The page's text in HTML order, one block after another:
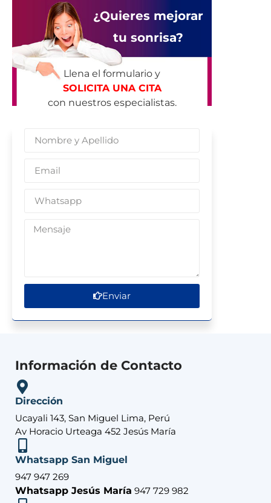
¿Quieres mejorar
tu sonrisa?
Llena el formulario y
SOLICITA UNA CITA
con nuestros especialistas.
Enviar
Información de Contacto
Dirección
Ucayali 143, San Miguel Lima, Perú
Av Horacio Urteaga 452 Jesús María
Whatsapp San Miguel
947 947 269
Whatsapp Jesús María 947 729 982